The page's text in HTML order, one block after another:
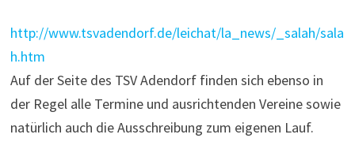
http://www.tsvadendorf.de/leichat/la_news/_salah/sala
h.htm
Auf der Seite des TSV Adendorf finden sich ebenso in
der Regel alle Termine und ausrichtenden Vereine sowie
natürlich auch die Ausschreibung zum eigenen Lauf.